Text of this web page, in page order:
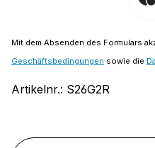
Mit dem Absenden des Formulars
Geschäftsbedingungen sowie die
Artikelnr.: S26G2R